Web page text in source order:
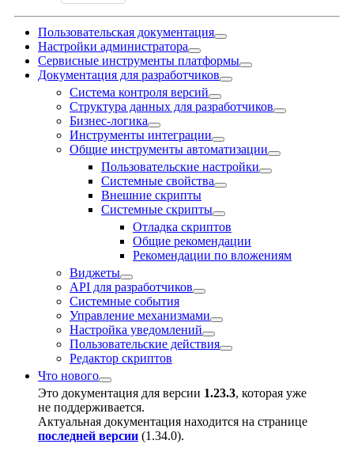
Пользовательская документация
Настройки администратора
Сервисные инструменты платформы
Документация для разработчиков
Система контроля версий
Структура данных для разработчиков
Бизнес-логика
Инструменты интеграции
Общие инструменты автоматизации
Пользовательские настройки
Системные свойства
Внешние скрипты
Системные скрипты
Отладка скриптов
Общие рекомендации
Рекомендации по вложениям
Виджеты
API для разработчиков
Системные события
Управление механизмами
Настройка уведомлений
Пользовательские действия
Редактор скриптов
Что нового
Это документация для версии 1.23.3, которая уже
не поддерживается.
Актуальная документация находится на странице
последней версии (1.34.0).